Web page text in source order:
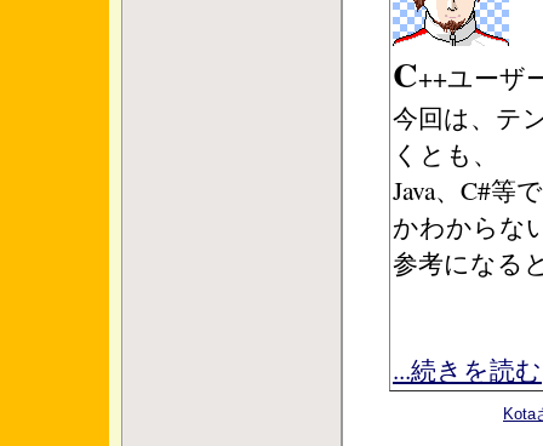
C++ユーザ
今回は、テ
くとも、
Java、C#等
かわからな
参考になる
...続きを読む
Kota